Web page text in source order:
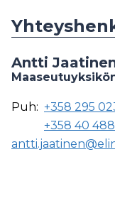
Antti
Puh: +358 295
+358 40 488